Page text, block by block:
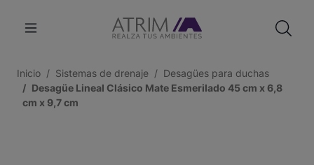
Inicio Sistemas de drenaje
Desagües para duchas
Desagüe Lineal Clásico Mate Esmerilado 45 cm x 6,8
cm x 9,7 cm